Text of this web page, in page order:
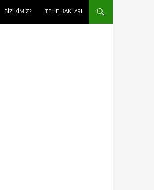
BIZ KIMIZ? TELIF HAKLARI